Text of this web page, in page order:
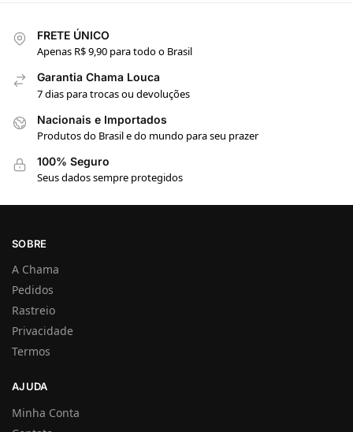
FRETE ÚNICO
Apenas R$ 9,90 para todo o Brasil
Garantia Chama Louca
7 dias para trocas ou devoluções
Nacionais e Importados
Produtos do Brasil e do mundo para seu prazer
100% Seguro
Seus dados sempre protegidos
SOBRE
A Chama
Pedidos
Rastreio
Privacidade
Termos
AJUDA
Minha Conta